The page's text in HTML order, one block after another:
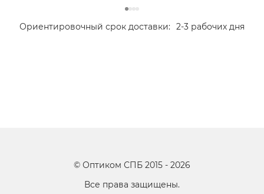
Ориентировочный срок доставки: 2-3 рабочих дня
© Оптиком СПБ 2015 - 2026
Все права защищены.